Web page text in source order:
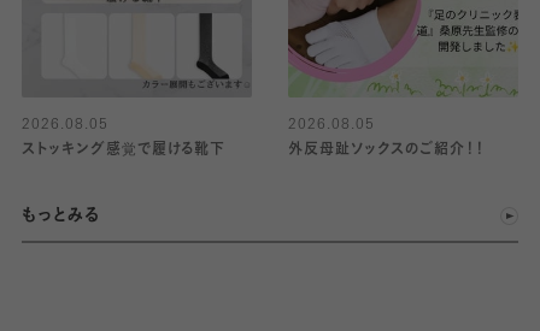
2026.08.05
ストッキング感覚で履ける靴下
2026.08.05
外反母趾ソックスのご紹介！！
もっとみる